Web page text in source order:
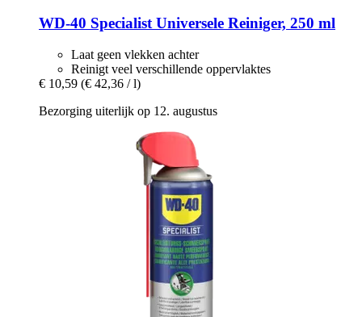
WD-40 Specialist Universele Reiniger, 250 ml
Laat geen vlekken achter
Reinigt veel verschillende oppervlaktes
€ 10,59 (€ 42,36 / l)
Bezorging uiterlijk op 12. augustus